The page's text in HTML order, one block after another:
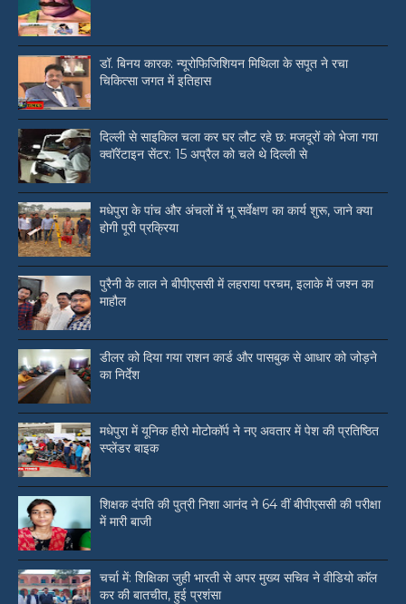
डॉ. बिनय कारक: न्यूरोफिजिशियन मिथिला के सपूत ने रचा
चिकित्सा जगत में इतिहास
दिल्ली से साइकिल चला कर घर लौट रहे छ: मजदूरों को भेजा गया
क्वॉरेंटाइन सेंटर: 15 अप्रैल को चले थे दिल्ली से
मधेपुरा के पांच और अंचलों में भू सर्वेक्षण का कार्य शुरू, जाने क्या
होगी पूरी प्रक्रिया
पुरैनी के लाल ने बीपीएससी में लहराया परचम, इलाके में जश्न का
माहौल
डीलर को दिया गया राशन कार्ड और पासबुक से आधार को जोड़ने
का निर्देश
मधेपुरा में यूनिक हीरो मोटोकॉर्प ने नए अवतार में पेश की प्रतिष्ठित
स्प्लेंडर बाइक
शिक्षक दंपति की पुत्री निशा आनंद ने 64 वीं बीपीएससी की परीक्षा
में मारी बाजी
चर्चा में: शिक्षिका जुही भारती से अपर मुख्य सचिव ने वीडियो काॅल
कर की बातचीत, हुई प्रशंसा